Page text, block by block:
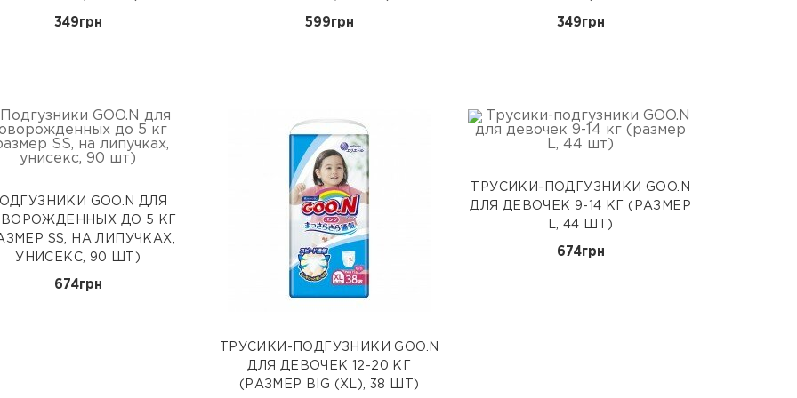
349грн 599грн 349грн
GOO.N ДЛЯ
ДО 5 КГ
SS, НА ЛИПУЧКАХ,
УНИСЕКС, 90 ШТ)
674грн
ТРУСИКИ-ПОДГУЗНИКИ GOO.N
ДЛЯ ДЕВОЧЕК 12-20 КГ
(РАЗМЕР BIG (XL), 38 ШТ)
ТРУСИКИ-ПОДГУЗНИКИ GOO.N
ДЛЯ ДЕВОЧЕК 9-14 КГ (РАЗМЕР
L, 44 ШТ)
674грн